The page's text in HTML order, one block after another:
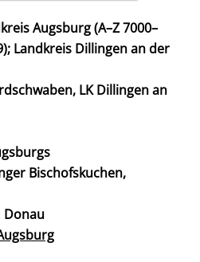
Augsburg (A–Z 7000–
Landkreis Dillingen an der
LK Dillingen an
Bischofskuchen,
Donau